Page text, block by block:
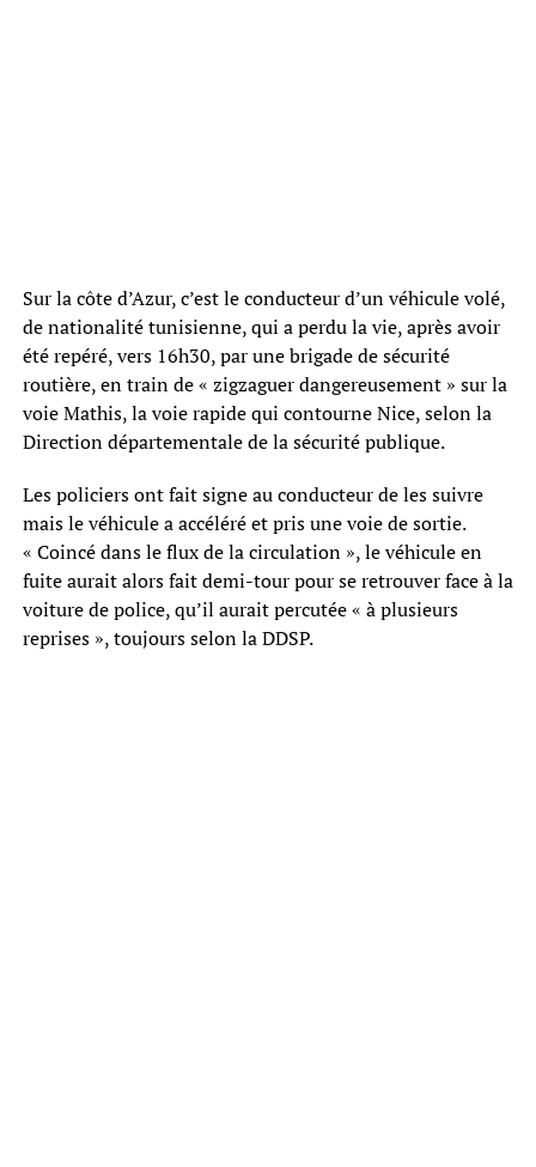
Sur la côte d’Azur, c’est le conducteur d’un véhicule volé,
de nationalité tunisienne, qui a perdu la vie, après avoir
été repéré, vers 16h30, par une brigade de sécurité
routière, en train de « zigzaguer dangereusement » sur la
voie Mathis, la voie rapide qui contourne Nice, selon la
Direction départementale de la sécurité publique.
Les policiers ont fait signe au conducteur de les suivre
mais le véhicule a accéléré et pris une voie de sortie.
« Coincé dans le flux de la circulation », le véhicule en
fuite aurait alors fait demi-tour pour se retrouver face à la
voiture de police, qu’il aurait percutée « à plusieurs
reprises », toujours selon la DDSP.